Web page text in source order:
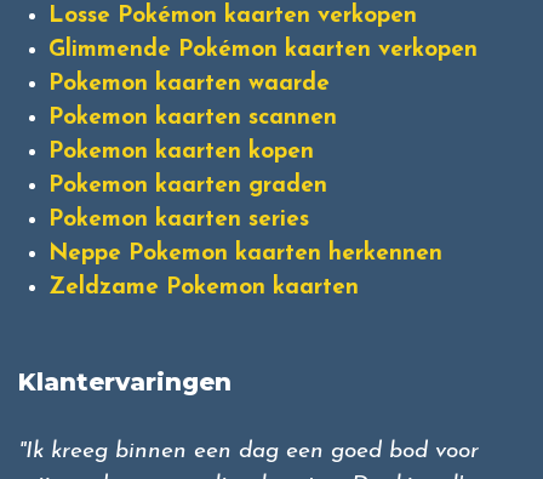
Losse Pokémon kaarten verkopen
Glimmende Pokémon kaarten verkopen
Pokemon kaarten waarde
Pokemon kaarten scannen
Pokemon kaarten kopen
Pokemon kaarten graden
Pokemon kaarten series
Neppe Pokemon kaarten herkennen
Zeldzame Pokemon kaarten
Klantervaringen
"Ik kreeg binnen een dag een goed bod voor